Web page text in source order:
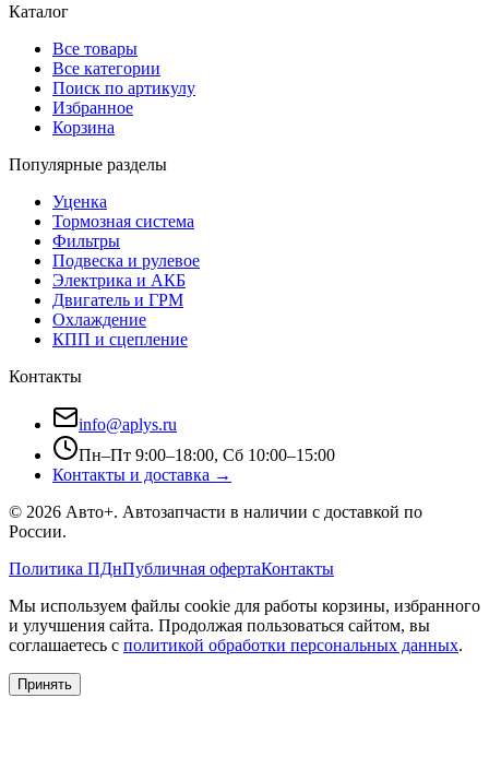
Каталог
Все товары
Все категории
Поиск по артикулу
Избранное
Корзина
Популярные разделы
Уценка
Тормозная система
Фильтры
Подвеска и рулевое
Электрика и АКБ
Двигатель и ГРМ
Охлаждение
КПП и сцепление
Контакты
info@aplys.ru
Пн–Пт 9:00–18:00, Сб 10:00–15:00
Контакты и доставка →
© 2026 Авто+. Автозапчасти в наличии с доставкой по
России.
Политика ПДнПубличная офертаКонтакты
Мы используем файлы cookie для работы корзины, избранного
и улучшения сайта. Продолжая пользоваться сайтом, вы
соглашаетесь с политикой обработки персональных данных.
Принять